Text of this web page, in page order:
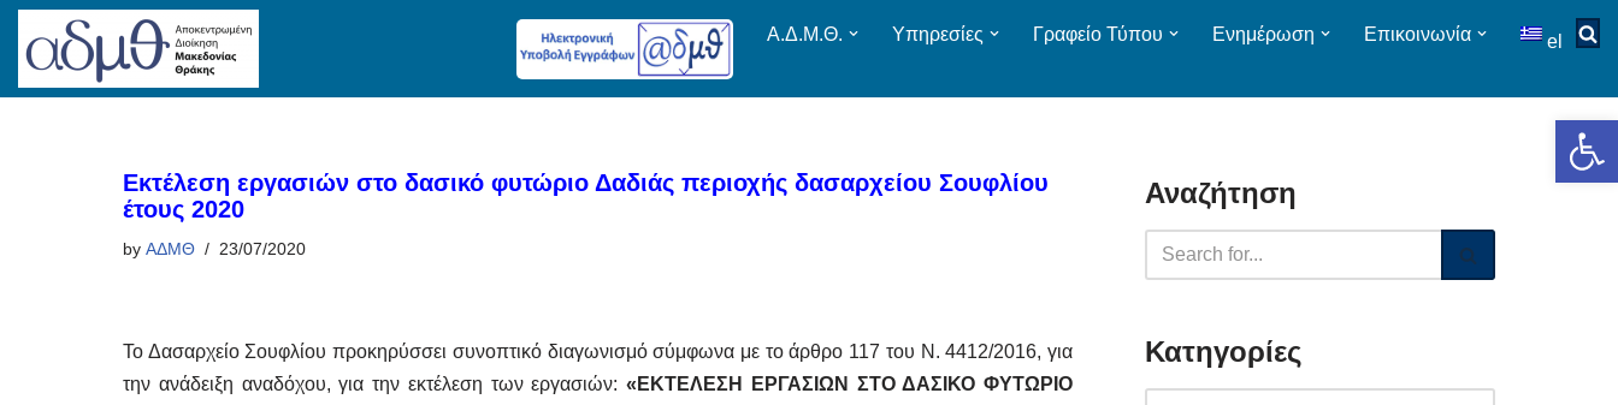
Skip
to
Α.Δ.Μ.Θ. Υπηρεσίες Γραφείο Τύπου Ενημέρωση Επικοινωνία el
Εκτέλεση εργασιών στο δασικό φυτώριο Δαδιάς περιοχής δασαρχείου Σουφλίου
έτους 2020
by ΑΔΜΘ 23/07/2020
Το Δασαρχείο Σουφλίου προκηρύσσει συνοπτικό διαγωνισμό σύμφωνα με το άρθρο 117 του Ν. 4412/2016, για
την ανάδειξη αναδόχου, για την εκτέλεση των εργασιών: «ΕΚΤΕΛΕΣΗ ΕΡΓΑΣΙΩΝ ΣΤΟ ΔΑΣΙΚΟ ΦΥΤΩΡΙΟ
Αναζήτηση
Κατηγορίες